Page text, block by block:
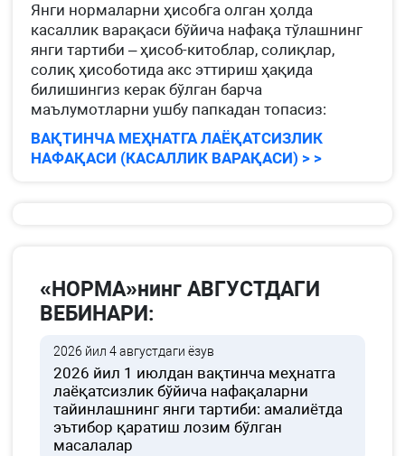
Янги нормаларни ҳисобга олган ҳолда
касаллик варақаси бўйича нафақа тўлашнинг
янги тартиби – ҳисоб-китоблар, солиқлар,
солиқ ҳисоботида акс эттириш ҳақида
билишингиз керак бўлган барча
маълумотларни ушбу папкадан топасиз:
ВАҚТИНЧА МЕҲНАТГА ЛАЁҚАТСИЗЛИК
НАФАҚАСИ (КАСАЛЛИК ВАРАҚАСИ) > >
«НОРМА»нинг АВГУСТДАГИ
ВЕБИНАРИ:
2026 йил 4 августдаги ёзув
2026 йил 1 июлдан вақтинча меҳнатга
лаёқатсизлик бўйича нафақаларни
тайинлашнинг янги тартиби: амалиётда
эътибор қаратиш лозим бўлган
масалалар